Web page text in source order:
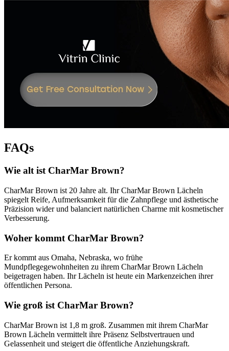
FAQs
Wie alt ist CharMar Brown?
CharMar Brown ist 20 Jahre alt. Ihr CharMar Brown Lächeln
spiegelt Reife, Aufmerksamkeit für die Zahnpflege und ästhetische
Präzision wider und balanciert natürlichen Charme mit kosmetischer
Verbesserung.
Woher kommt CharMar Brown?
Er kommt aus Omaha, Nebraska, wo frühe
Mundpflegegewohnheiten zu ihrem CharMar Brown Lächeln
beigetragen haben. Ihr Lächeln ist heute ein Markenzeichen ihrer
öffentlichen Persona.
Wie groß ist CharMar Brown?
CharMar Brown ist 1,8 m groß. Zusammen mit ihrem CharMar
Brown Lächeln vermittelt ihre Präsenz Selbstvertrauen und
Gelassenheit und steigert die öffentliche Anziehungskraft.